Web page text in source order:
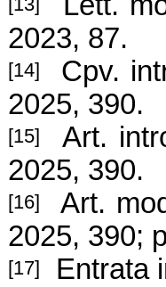
2023, 87.
[14] Cpv.
2025, 390.
[15] Art.
2025, 390.
[16]
Art.
2025, 390;
[17] Entrata